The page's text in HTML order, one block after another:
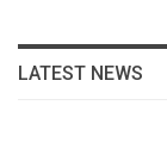
LATEST NEWS